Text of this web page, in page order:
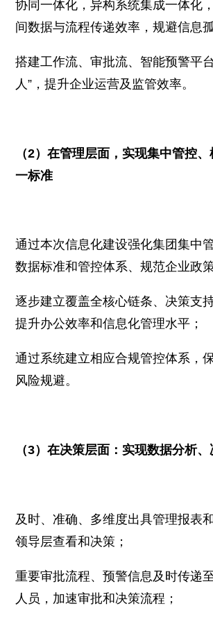
协同一体化，异构系统集成一体化
间数据与流程传递效率，规避信息孤
搭建工作流、审批流、智能预警平
人”，提升企业运营及监管效率。
（2）在管理层面，实现集中管控
一标准
通过本次信息化建设强化集团集中
数据标准和管控体系、规范企业政策
逐步建立覆盖全核心链条、决策支
提升办公效率和信息化管理水平；
通过系统建立相应合规管控体系，
风险规避。
（3）在决策层面：实现数据分析
及时、准确、多维度出具管理报表
领导层查看和决策；
重要审批流程、预警信息及时传递
人员，加速审批和决策流程；